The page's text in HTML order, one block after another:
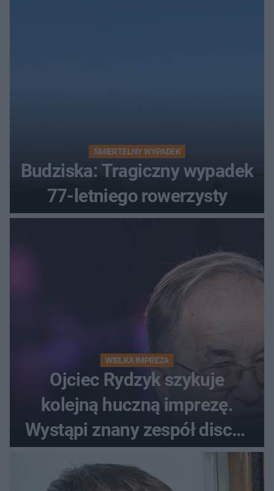
ŚMIERTELNY WYPADEK
Budziska: Tragiczny wypadek
77-letniego rowerzysty
WIELKA IMPREZA
Ojciec Rydzyk szykuje
kolejną huczną imprezę.
Wystąpi znany zespół disco-